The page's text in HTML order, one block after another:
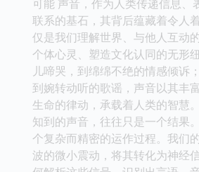
可能 声音，作为人类传递信息、
联系的基石，其背后蕴藏着令人
仅是我们理解世界、与他人互动
个体心灵、塑造文化认同的无形
儿啼哭，到绵绵不绝的情感倾诉
到婉转动听的歌谣，声音以其丰
生命的律动，承载着人类的智慧
知到的声音，往往只是一个结果
个复杂而精密的运作过程。我们
波的微小震动，将其转化为神经